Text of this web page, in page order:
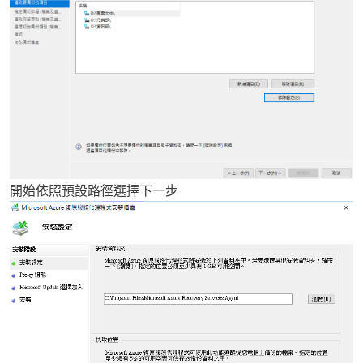
開始依照預設路徑選擇下一步